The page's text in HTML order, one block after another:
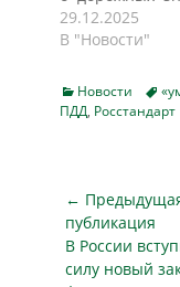
знаки
российским
и их
результате
появиться
новых
внешний
Нововведения
касаются
29.12.2025
В "Новости"
Categories
Новости Tags
ПДД, Росстандарт
по
записям
←
публикация
Предыдущая
публикация
В России
силу новый